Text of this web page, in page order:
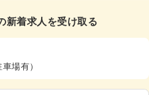
新着求人を受け取る
場有）